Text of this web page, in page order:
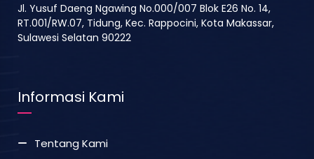
Jl. Yusuf Daeng Ngawing No.000/007 Blok E26 No. 14,
RT.001/RW.07, Tidung, Kec. Rappocini, Kota Makassar,
Sulawesi Selatan 90222
Informasi Kami
Tentang Kami